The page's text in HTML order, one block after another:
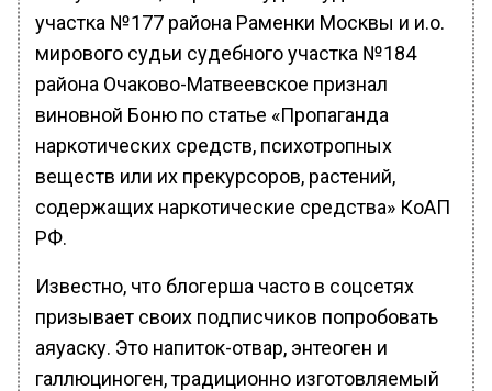
участка №177 района Раменки Москвы и и.о.
мирового судьи судебного участка №184
района Очаково-Матвеевское признал
виновной Боню по статье «Пропаганда
наркотических средств, психотропных
веществ или их прекурсоров, растений,
содержащих наркотические средства» КоАП
РФ.
Известно, что блогерша часто в соцсетях
призывает своих подписчиков попробовать
аяуаску. Это напиток-отвар, энтеоген и
галлюциноген, традиционно изготовляемый